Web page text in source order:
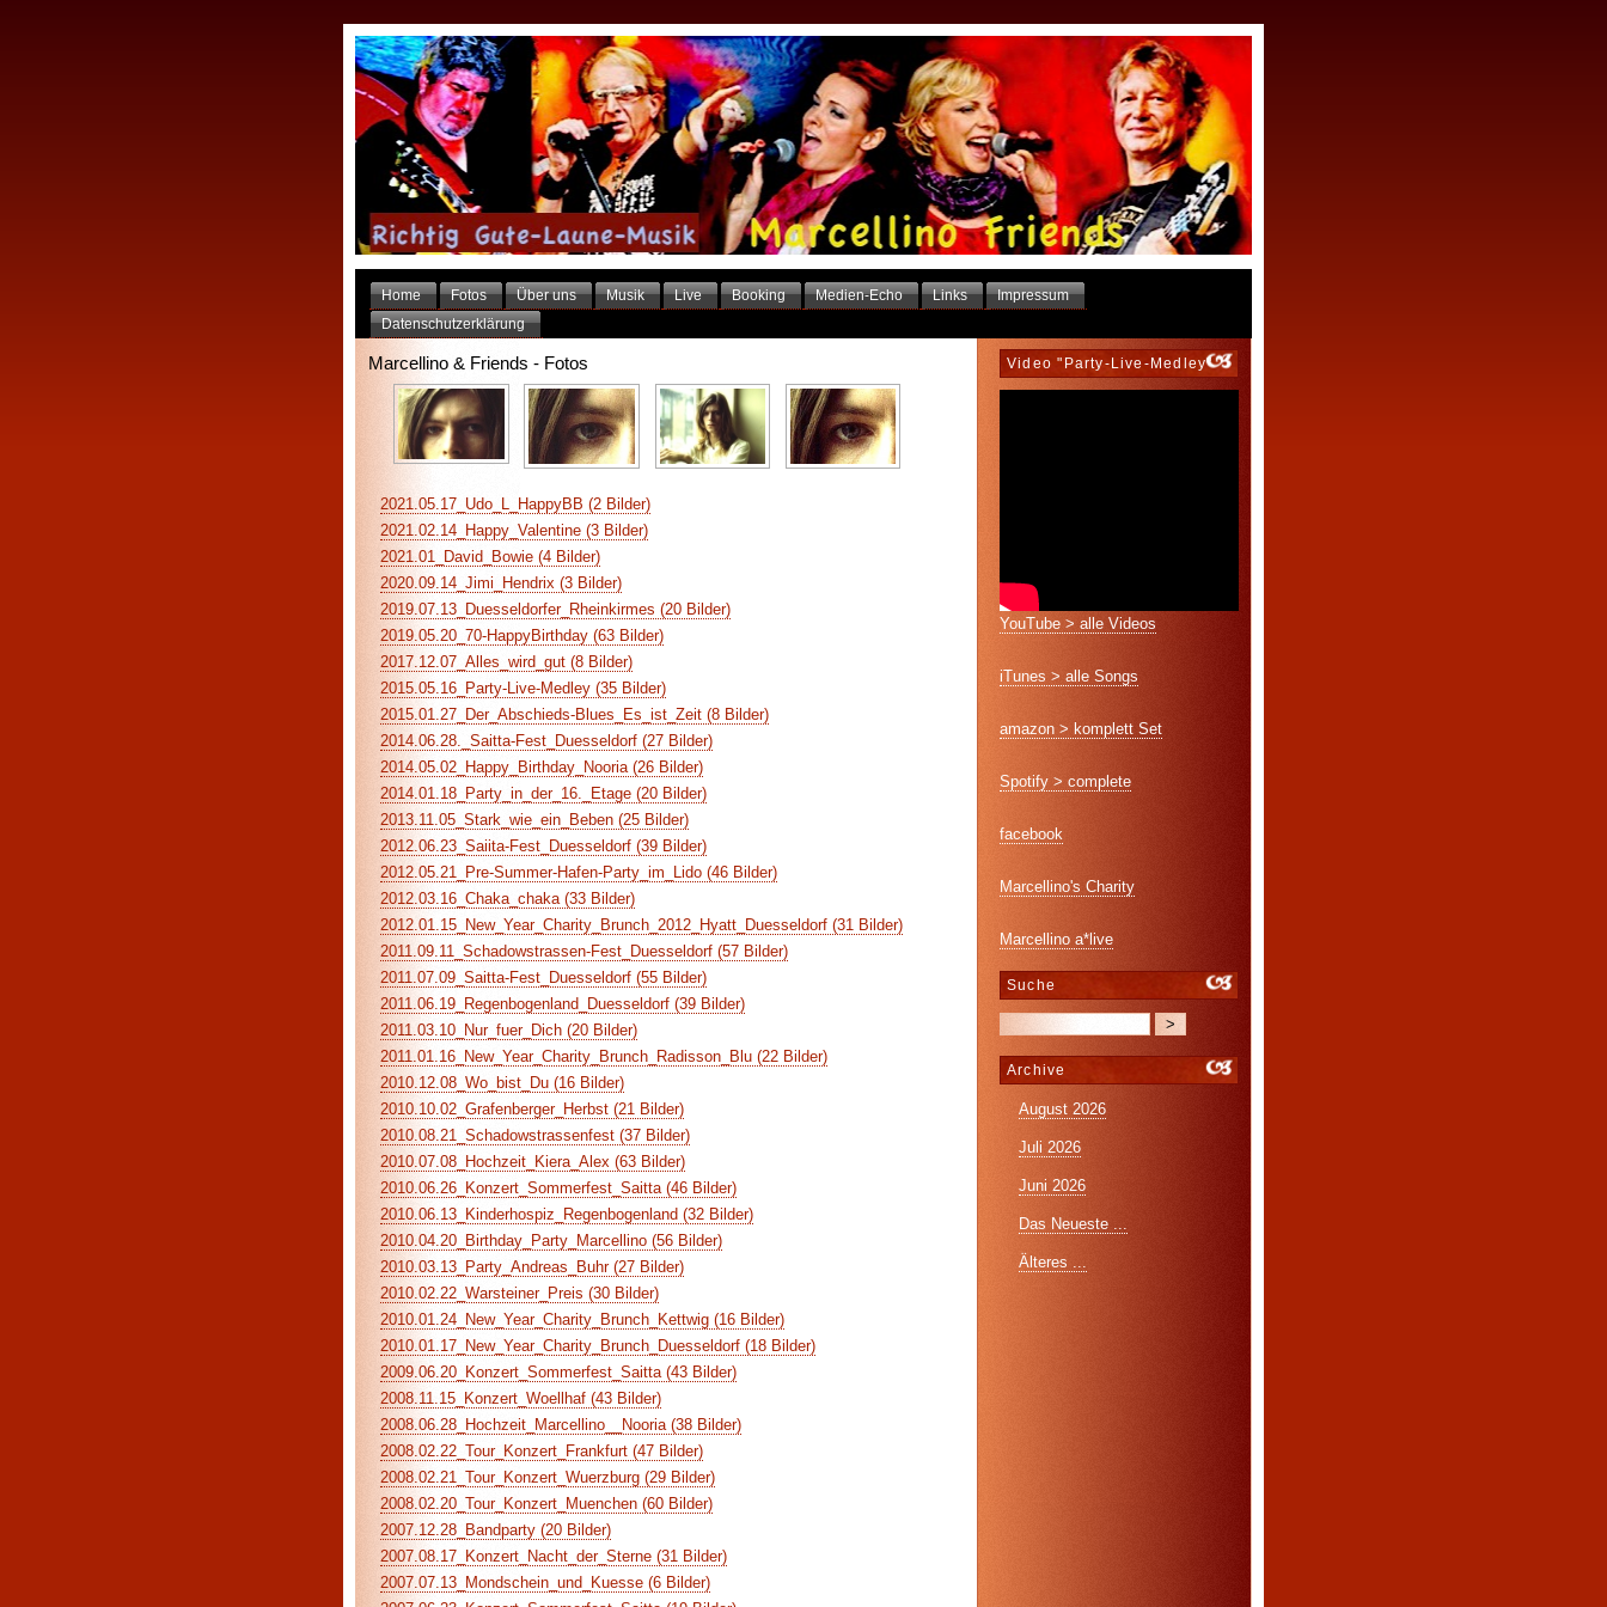
Home Fotos Über uns Musik Live Booking Medien-Echo Links
Impressum
Datenschutzerklärung
Marcellino & Friends - Fotos
2021.05.17_Udo_L_HappyBB (2 Bilder)
2021.02.14_Happy_Valentine (3 Bilder)
2021.01_David_Bowie (4 Bilder)
2020.09.14_Jimi_Hendrix (3 Bilder)
2019.07.13_Duesseldorfer_Rheinkirmes (20 Bilder)
2019.05.20_70-HappyBirthday (63 Bilder)
2017.12.07_Alles_wird_gut (8 Bilder)
2015.05.16_Party-Live-Medley (35 Bilder)
2015.01.27_Der_Abschieds-Blues_Es_ist_Zeit (8 Bilder)
2014.06.28._Saitta-Fest_Duesseldorf (27 Bilder)
2014.05.02_Happy_Birthday_Nooria (26 Bilder)
2014.01.18_Party_in_der_16._Etage (20 Bilder)
2013.11.05_Stark_wie_ein_Beben (25 Bilder)
2012.06.23_Saiita-Fest_Duesseldorf (39 Bilder)
2012.05.21_Pre-Summer-Hafen-Party_im_Lido (46 Bilder)
2012.03.16_Chaka_chaka (33 Bilder)
2012.01.15_New_Year_Charity_Brunch_2012_Hyatt_Duesseldorf (31 Bilder)
2011.09.11_Schadowstrassen-Fest_Duesseldorf (57 Bilder)
2011.07.09_Saitta-Fest_Duesseldorf (55 Bilder)
2011.06.19_Regenbogenland_Duesseldorf (39 Bilder)
2011.03.10_Nur_fuer_Dich (20 Bilder)
2011.01.16_New_Year_Charity_Brunch_Radisson_Blu (22 Bilder)
2010.12.08_Wo_bist_Du (16 Bilder)
2010.10.02_Grafenberger_Herbst (21 Bilder)
2010.08.21_Schadowstrassenfest (37 Bilder)
2010.07.08_Hochzeit_Kiera_Alex (63 Bilder)
2010.06.26_Konzert_Sommerfest_Saitta (46 Bilder)
2010.06.13_Kinderhospiz_Regenbogenland (32 Bilder)
2010.04.20_Birthday_Party_Marcellino (56 Bilder)
2010.03.13_Party_Andreas_Buhr (27 Bilder)
2010.02.22_Warsteiner_Preis (30 Bilder)
2010.01.24_New_Year_Charity_Brunch_Kettwig (16 Bilder)
2010.01.17_New_Year_Charity_Brunch_Duesseldorf (18 Bilder)
2009.06.20_Konzert_Sommerfest_Saitta (43 Bilder)
2008.11.15_Konzert_Woellhaf (43 Bilder)
2008.06.28_Hochzeit_Marcellino__Nooria (38 Bilder)
2008.02.22_Tour_Konzert_Frankfurt (47 Bilder)
2008.02.21_Tour_Konzert_Wuerzburg (29 Bilder)
2008.02.20_Tour_Konzert_Muenchen (60 Bilder)
2007.12.28_Bandparty (20 Bilder)
2007.08.17_Konzert_Nacht_der_Sterne (31 Bilder)
2007.07.13_Mondschein_und_Kuesse (6 Bilder)
Video "Party-Live-Medley"
YouTube > alle Videos
iTunes > alle Songs
amazon > komplett Set
Spotify > complete
facebook
Marcellino's Charity
Marcellino a*live
Suche
Archive
August 2026
Juli 2026
Juni 2026
Das Neueste ...
Älteres ...